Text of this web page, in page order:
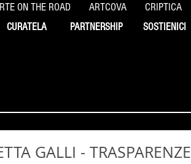
ON THE ROAD ARTCOVA CRIPTICA
CURATELA PARTNERSHIP SOSTIENICI
GALLI - TRASPARENZE